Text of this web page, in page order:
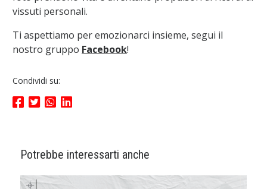
vissuti personali.
Ti aspettiamo per emozionarci insieme, segui il
nostro gruppo Facebook!
Condividi su:
Potrebbe interessarti anche